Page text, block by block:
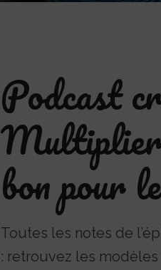
Podcast
Multiplier
bon pour
Toutes les notes de
: retrouvez les